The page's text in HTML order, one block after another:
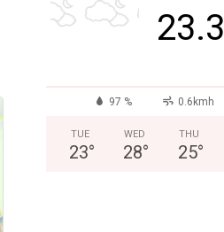
23.3
97 % 0.6kmh
TUE
23°
WED
28°
THU
25°